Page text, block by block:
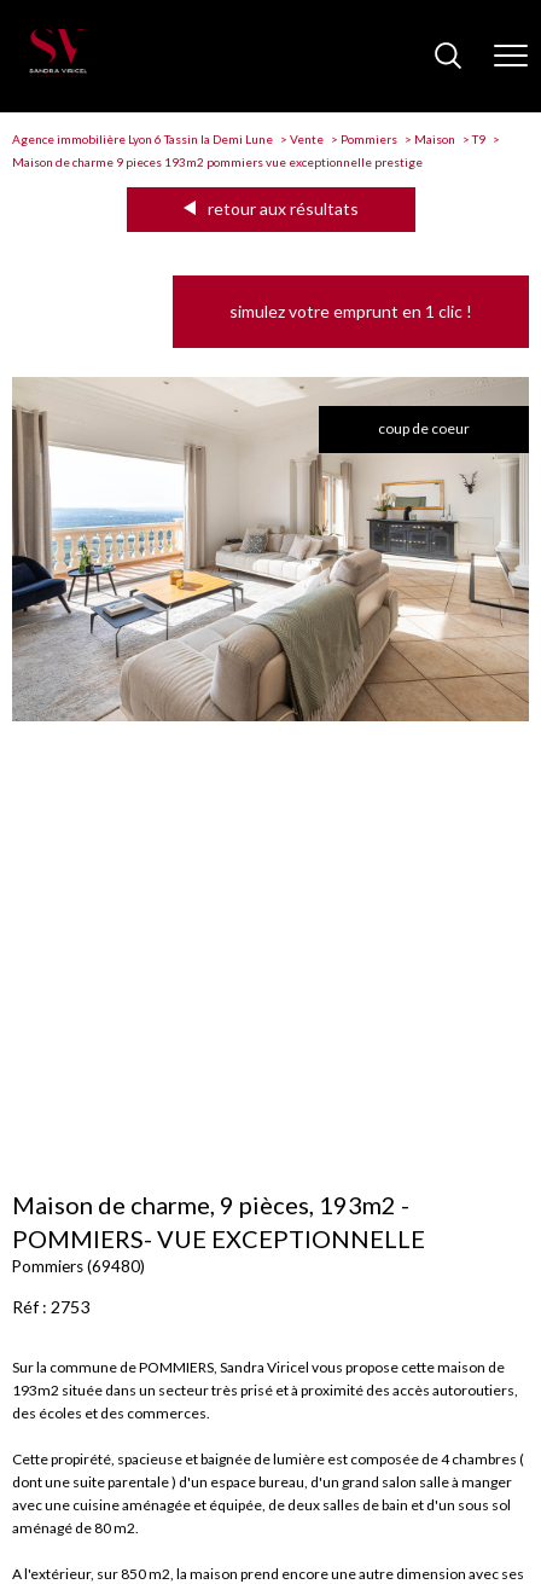
Agence immobilière Lyon 6 Tassin la Demi Lune Vente Pommiers Maison
T9
Maison de charme 9 pieces 193m2 pommiers vue exceptionnelle prestige
retour aux résultats
simulez votre emprunt en 1 clic !
coup de coeur
Maison de charme, 9 pièces, 193m2 -
POMMIERS- VUE EXCEPTIONNELLE
Pommiers (69480)
Réf : 2753
Sur la commune de POMMIERS, Sandra Viricel vous propose cette maison de
193m2 située dans un secteur très prisé et à proximité des accès autoroutiers,
des écoles et des commerces.
Cette propirété, spacieuse et baignée de lumière est composée de 4 chambres (
dont une suite parentale ) d'un espace bureau, d'un grand salon salle à manger
avec une cuisine aménagée et équipée, de deux salles de bain et d'un sous sol
aménagé de 80 m2.
A l'extérieur, sur 850 m2, la maison prend encore une autre dimension avec ses